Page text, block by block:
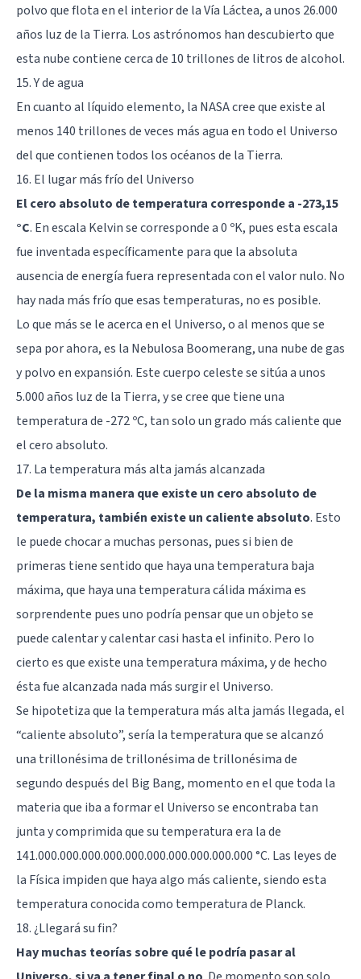
polvo que flota en el interior de la Vía Láctea, a unos 26.000
años luz de la Tierra. Los astrónomos han descubierto que
esta nube contiene cerca de 10 trillones de litros de alcohol.
15. Y de agua
En cuanto al líquido elemento, la NASA cree que existe al
menos 140 trillones de veces más agua en todo el Universo
del que contienen todos los océanos de la Tierra.
16. El lugar más frío del Universo
El cero absoluto de temperatura corresponde a -273,15
°C. En escala Kelvin se corresponde a 0 ºK, pues esta escala
fue inventada específicamente para que la absoluta
ausencia de energía fuera representada con el valor nulo. No
hay nada más frío que esas temperaturas, no es posible.
Lo que más se le acerca en el Universo, o al menos que se
sepa por ahora, es la Nebulosa Boomerang, una nube de gas
y polvo en expansión. Este cuerpo celeste se sitúa a unos
5.000 años luz de la Tierra, y se cree que tiene una
temperatura de -272 ºC, tan solo un grado más caliente que
el cero absoluto.
17. La temperatura más alta jamás alcanzada
De la misma manera que existe un cero absoluto de
temperatura, también existe un caliente absoluto. Esto
le puede chocar a muchas personas, pues si bien de
primeras tiene sentido que haya una temperatura baja
máxima, que haya una temperatura cálida máxima es
sorprendente pues uno podría pensar que un objeto se
puede calentar y calentar casi hasta el infinito. Pero lo
cierto es que existe una temperatura máxima, y de hecho
ésta fue alcanzada nada más surgir el Universo.
Se hipotetiza que la temperatura más alta jamás llegada, el
“caliente absoluto”, sería la temperatura que se alcanzó
una trillonésima de trillonésima de trillonésima de
segundo después del Big Bang, momento en el que toda la
materia que iba a formar el Universo se encontraba tan
junta y comprimida que su temperatura era la de
141.000.000.000.000.000.000.000.000.000.000 °C. Las leyes de
la Física impiden que haya algo más caliente, siendo esta
temperatura conocida como temperatura de Planck.
18. ¿Llegará su fin?
Hay muchas teorías sobre qué le podría pasar al